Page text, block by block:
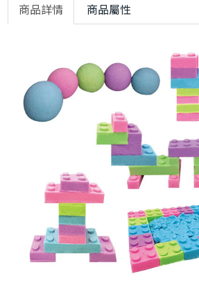
商品詳情 商品屬性